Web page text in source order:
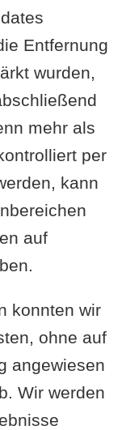
Entfernung
wurden,
mehr als
per
kann
auf
konnten wir
ohne auf
angewiesen
Wir werden